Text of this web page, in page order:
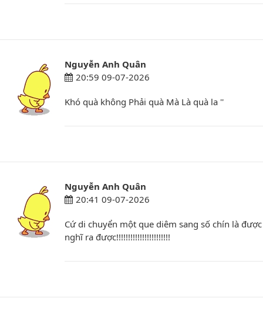
Nguyễn Anh Quân
20:59 09-07-2026
Khó quà không Phải quà Mà Là quà la ''
Nguyễn Anh Quân
20:41 09-07-2026
Cứ di chuyển một que diêm sang số chín là
nghĩ ra được!!!!!!!!!!!!!!!!!!!!!!!